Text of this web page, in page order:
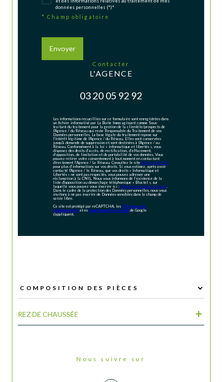
données personnelles (*)*
* Champ obligatoire
Envoyer
contacter
L'AGENCE
03 20 05 92 92
Les informations recueillies sur ce formulaire sont enregistrées dans
un fichier informatisé par La Boite Immo agissant comme Sous-
traitant du traitement pour la gestion de la clientèle/prospects de
l'Agence / du Réseau qui reste Responsable du Traitement de vos
Données personnelles. La base légale du traitement repose sur
l'intérêt légitime de l'Agence / du Réseau. Elles sont conservées
jusqu'à demande de suppression et sont destinées à l'Agence / au
Réseau. Conformément à la loi « informatique et libertés », vous
disposez des droits d’accès, de rectification, d’effacement,
d’opposition, de limitation et de portabilité de vos données. Vous
pouvez retirer votre consentement à tout moment en contactant
directement l’Agence / Le Réseau. Consultez le sitehttps://cnil.fr/fr
pour plus d’informations sur vos droits. Si vous estimez, après avoir
contacté l'Agence / le Réseau, que vos droits « Informatique et
Libertés » ne sont pas respectés, vous pouvez adresser une
réclamation à la CNIL. Nous vous informons de l’existence de la
liste d'opposition au démarchage téléphonique « Bloctel », sur
laquelle vous pouvez vous inscrire ici :https://www.bloctel.gouv.fr.
Dans le cadre de la protection des Données personnelles, nous vous
invitons à ne pas inscrire de Données sensibles dans le champ de
saisie libre.
Ce site est protégé par reCAPTCHA, les Politiques de
Confidentialité et esConditions d'utilisationde Google
s'appliquent.
REZ DE CHAUSSÉE
Nous suivre sur